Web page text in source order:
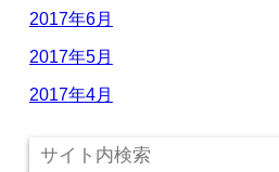
2017年6月
2017年5月
2017年4月